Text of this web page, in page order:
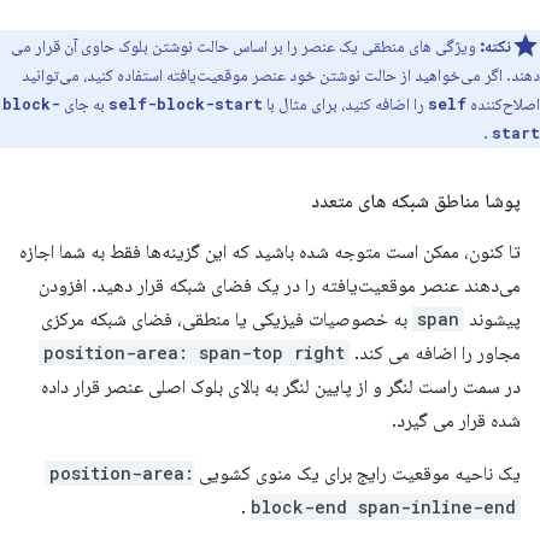
نکته: ویژگی های منطقی یک عنصر را بر اساس حالت نوشتن بلوک حاوی آن قرار می
دهند. اگر می‌خواهید از حالت نوشتن خود عنصر موقعیت‌یافته استفاده کنید، می‌توانید
اصلاح‌کننده self را اضافه کنید، برای مثال با self-block-start به جای block-
start
.
پوشا مناطق شبکه های متعدد
تا کنون، ممکن است متوجه شده باشید که این گزینه‌ها فقط به شما اجازه
می‌دهند عنصر موقعیت‌یافته را در یک فضای شبکه قرار دهید. افزودن
پیشوند span به خصوصیات فیزیکی یا منطقی، فضای شبکه مرکزی
مجاور را اضافه می کند. position-area: span-top right
در سمت راست لنگر و از پایین لنگر به بالای بلوک اصلی عنصر قرار داده
شده قرار می گیرد.
یک ناحیه موقعیت رایج برای یک منوی کشویی position-area:
block-end span-inline-end
.